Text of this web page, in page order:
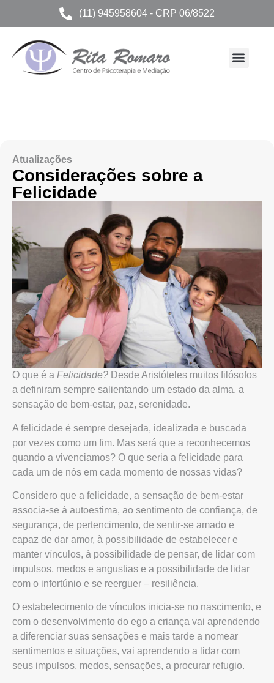
(11) 945958604 - CRP 06/8522
Atualizações
Considerações sobre a
Felicidade
O que é a Felicidade? Desde Aristóteles muitos filósofos
a definiram sempre salientando um estado da alma, a
sensação de bem-estar, paz, serenidade.
A felicidade é sempre desejada, idealizada e buscada
por vezes como um fim. Mas será que a reconhecemos
quando a vivenciamos? O que seria a felicidade para
cada um de nós em cada momento de nossas vidas?
Considero que a felicidade, a sensação de bem-estar
associa-se à autoestima, ao sentimento de confiança, de
segurança, de pertencimento, de sentir-se amado e
capaz de dar amor, à possibilidade de estabelecer e
manter vínculos, à possibilidade de pensar, de lidar com
impulsos, medos e angustias e a possibilidade de lidar
com o infortúnio e se reerguer – resiliência.
O estabelecimento de vínculos inicia-se no nascimento, e
com o desenvolvimento do ego a criança vai aprendendo
a diferenciar suas sensações e mais tarde a nomear
sentimentos e situações, vai aprendendo a lidar com
seus impulsos, medos, sensações, a procurar refugio.